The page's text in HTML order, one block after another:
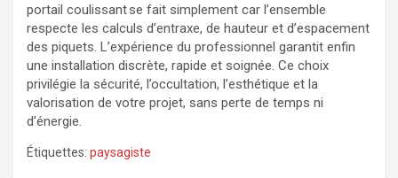
portail coulissant se fait simplement car l’ensemble
respecte les calculs d’entraxe, de hauteur et d’espacement
des piquets. L’expérience du professionnel garantit enfin
une installation discrète, rapide et soignée. Ce choix
privilégie la sécurité, l’occultation, l’esthétique et la
valorisation de votre projet, sans perte de temps ni
d’énergie.
Étiquettes: paysagiste